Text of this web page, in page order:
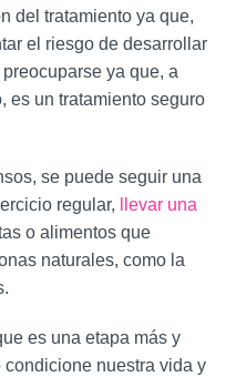
del tratamiento ya que,
el riesgo de desarrollar
ya que, a
es un tratamiento seguro
se puede seguir una
regular,
llevar una
o alimentos que
naturales, como la
es una etapa más y
nuestra vida y